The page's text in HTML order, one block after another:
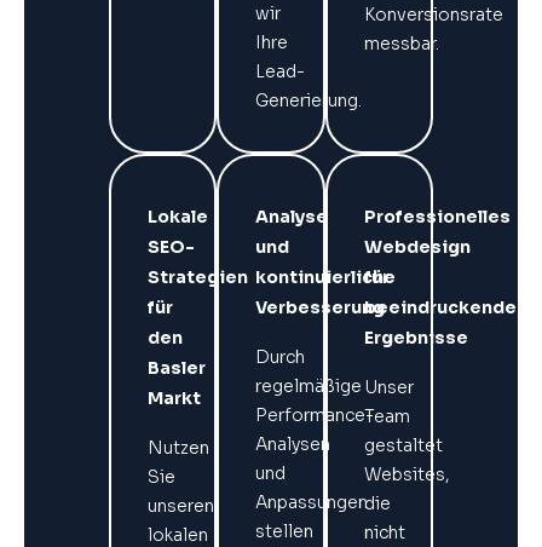
wir
Ihre
Lead-
Generierung.
Konversionsrate
messbar.
Lokale
SEO-
Strategien
für
den
Basler
Markt
Nutzen
Sie
unseren
lokalen
Analyse
und
kontinuierliche
Verbesserung
Durch
regelmäßige
Performance-
Analysen
und
Anpassungen
stellen
Professionelles
Webdesign
für
beeindruckende
Ergebnisse
Unser
Team
gestaltet
Websites,
die
nicht